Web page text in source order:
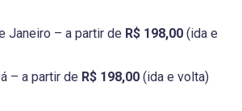
Janeiro – a partir de R$ 198,00 (ida e
– a partir de R$ 198,00 (ida e volta)